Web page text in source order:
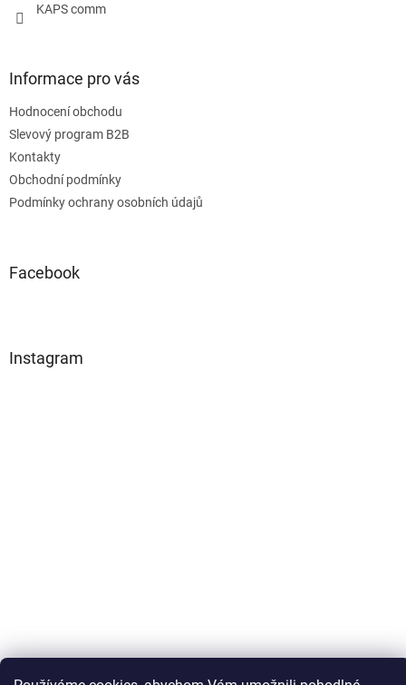
KAPS comm
Informace pro vás
Hodnocení obchodu
Slevový program B2B
Kontakty
Obchodní podmínky
Podmínky ochrany osobních údajů
Facebook
Instagram
Sledovat na Instagramu